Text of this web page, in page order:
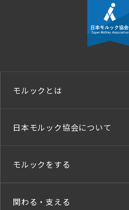
モルックとは
日本モルック協会について
モルックをする
関わる・支える